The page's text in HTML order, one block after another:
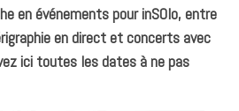
en événements pour inSOlo, entre
en direct et concerts avec
ici toutes les dates à ne pas